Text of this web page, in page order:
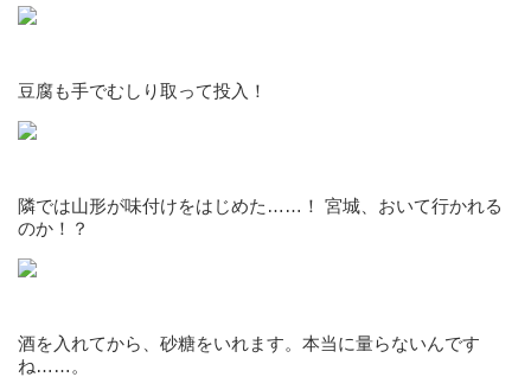
豆腐も手でむしり取って投入！
隣では山形が味付けをはじめた……！ 宮城、おいて行かれる
のか！？
酒を入れてから、砂糖をいれます。本当に量らないんです
ね……。